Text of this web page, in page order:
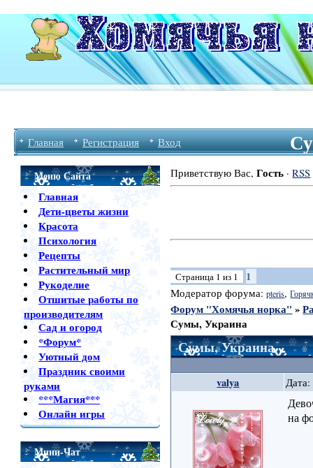
Главная Регистрация Вход
Меню Сайта
Главная
Дети-цветы жизни
Красота
Психология
Рецепты
Растительный мир
Рукоделие
Отшитые работы по
производителям
Сад и огород
*Форум*
Уютный дом
Праздник своими
руками
***Магия***
Онлайн игры
Мини-Чат
Приветствую Вас,Гость ·RSS
Страница 1 из 1 1
Модератор форума:pteris,
Форум "Хомячья норка" »
Сумы, Украина
Сумы, Украина
valya
на